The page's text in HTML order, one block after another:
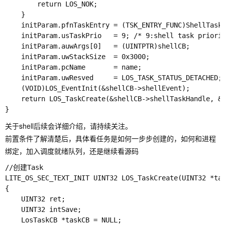
        return LOS_NOK;
    }
initParam.pfnTaskEntry =
initParam.usTaskPrio   = 9; /* 9:shell task
    initParam.auwArgs[0]   = (UINTPTR)shellCB;
    initParam.uwStackSize  = 0x3000;
    initParam.pcName       = name;
    initParam.uwResved     = LOS_TASK_STATUS_DETACHED;
    (VOID)LOS_EventInit(&shellCB->shellEvent);
return LOS_TaskCreate(&shellCB->shellTaskHandle,
关于shell后续会详细介绍，请持续关注。
前置条件了解清楚后，具体看任务是如何一步步创建的，如何和进程
绑定，加入调度就绪队列，还是继续看源码
//创建Task
LITE_OS_SEC_TEXT_INIT UINT32 LOS_TaskCreate(UINT32
{
    UINT32 ret;
    UINT32 intSave;
    LosTaskCB *taskCB = NULL;